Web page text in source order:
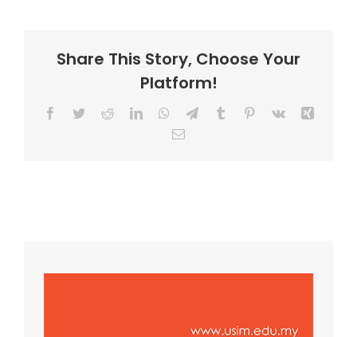
Share This Story, Choose Your
Platform!
Facebook
TwitterRedditLinkedInWhatsApp
TelegramTumblr Pinterest
Vk
Email